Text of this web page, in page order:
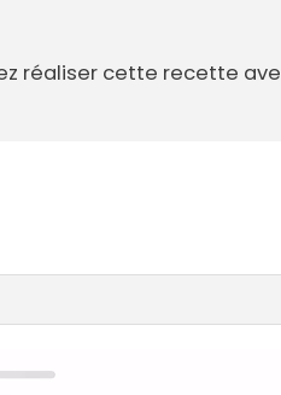
réaliser cette recette